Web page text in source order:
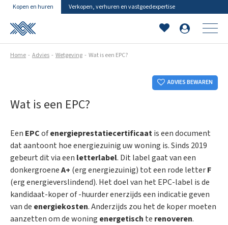
Kopen en huren Verkopen, verhuren en vastgoedexpertise
Home Advies Wetgeving Wat is een EPC?
Wat is een EPC?
ADVIES BEWAREN
Een EPCofenergieprestatiecertificaatis een document
dat aantoont hoe energiezuinig uw woning is. Sinds 2019
gebeurt dit via een letterlabel. Dit label gaat van een
donkergroeneA+ (erg energiezuinig) tot een rode letterF
(erg energieverslindend). Het doel van het EPC-label is de
kandidaat-koper of -huurder enerzijds een indicatie geven
van de energiekosten. Anderzijds zou het de koper moeten
aanzetten om de woning energetisch te renoveren.